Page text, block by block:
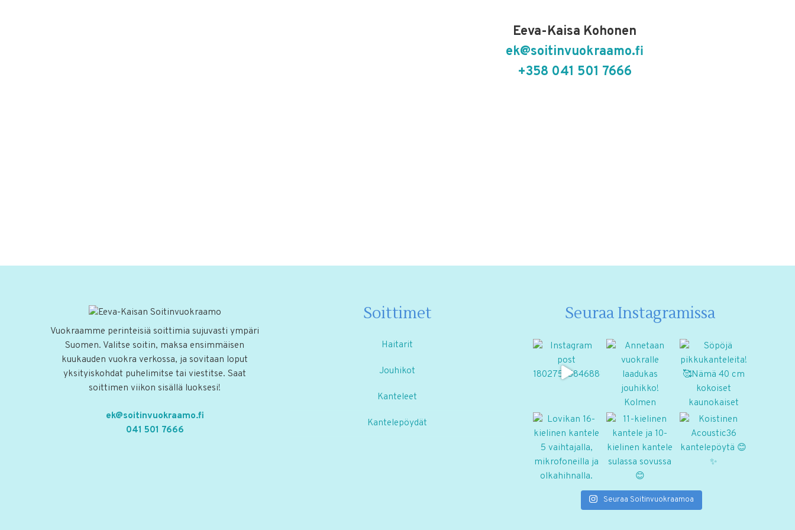
Eeva-Kaisa Kohonen
ek@soitinvuokraamo.fi
+358 041 501 7666
Vuokraamme perinteisiä soittimia sujuvasti ympäri
Suomen. Valitse soitin, maksa ensimmäisen
kuukauden vuokra verkossa, ja sovitaan loput
yksityiskohdat puhelimitse tai viestitse. Saat
soittimen viikon sisällä luoksesi!
ek@soitinvuokraamo.fi
041 501 7666
Soittimet
Haitarit
Jouhikot
Kanteleet
Kantelepöydät
Seuraa Instagramissa
Seuraa Soitinvuokraamoa